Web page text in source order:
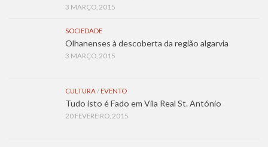
3 MARÇO, 2015
SOCIEDADE
Olhanenses à descoberta da região algarvia
3 MARÇO, 2015
CULTURA / EVENTO
Tudo isto é Fado em Vila Real St. António
20 FEVEREIRO, 2015